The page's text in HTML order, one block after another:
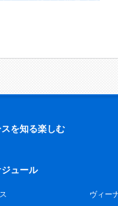
を知る楽しむ
ュール
ヴィー